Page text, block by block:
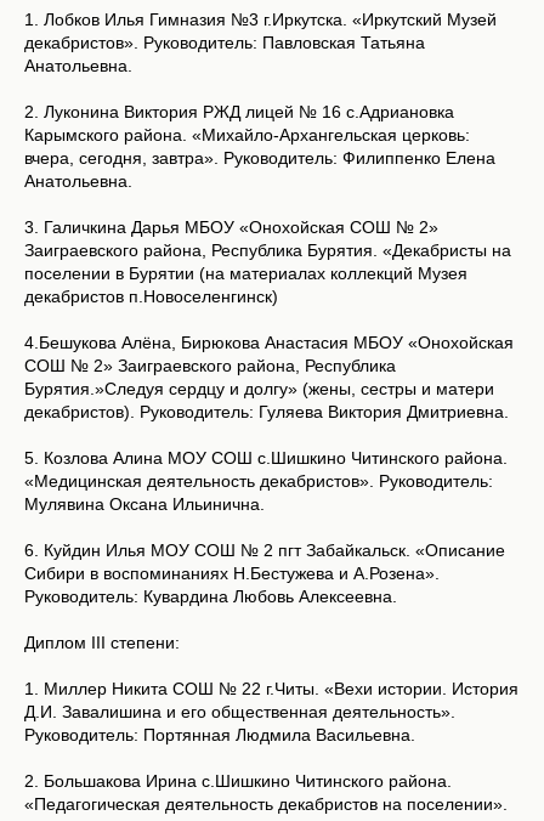
1. Лобков Илья Гимназия №3 г.Иркутска. «Иркутский Музей
декабристов». Руководитель: Павловская Татьяна
Анатольевна.
2. Луконина Виктория РЖД лицей № 16 с.Адриановка
Карымского района. «Михайло-Архангельская церковь:
вчера, сегодня, завтра». Руководитель: Филиппенко Елена
Анатольевна.
3. Галичкина Дарья МБОУ «Онохойская СОШ № 2»
Заиграевского района, Республика Бурятия. «Декабристы на
поселении в Бурятии (на материалах коллекций Музея
декабристов п.Новоселенгинск)
4.Бешукова Алёна, Бирюкова Анастасия МБОУ «Онохойская
СОШ № 2» Заиграевского района, Республика
Бурятия.»Следуя сердцу и долгу» (жены, сестры и матери
декабристов). Руководитель: Гуляева Виктория Дмитриевна.
5. Козлова Алина МОУ СОШ с.Шишкино Читинского района.
«Медицинская деятельность декабристов». Руководитель:
Мулявина Оксана Ильинична.
6. Куйдин Илья МОУ СОШ № 2 пгт Забайкальск. «Описание
Сибири в воспоминаниях Н.Бестужева и А.Розена».
Руководитель: Кувардина Любовь Алексеевна.
Диплом III степени:
1. Миллер Никита СОШ № 22 г.Читы. «Вехи истории. История
Д.И. Завалишина и его общественная деятельность».
Руководитель: Портянная Людмила Васильевна.
2. Большакова Ирина с.Шишкино Читинского района.
«Педагогическая деятельность декабристов на поселении».